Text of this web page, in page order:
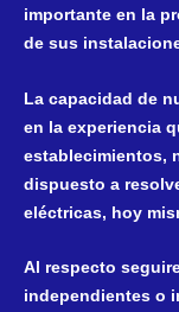
importante en la
de sus
La capacidad de
en la experiencia
establecimientos,
dispuesto a
eléctricas, hoy
Al respecto
independientes o